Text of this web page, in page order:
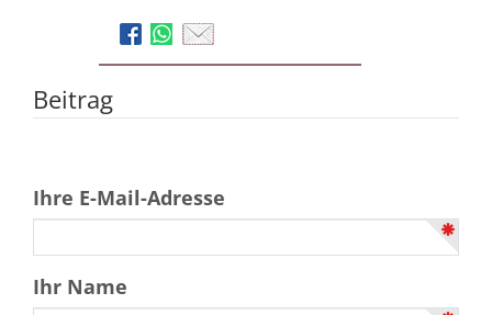
Beitrag
Ihre E-Mail-Adresse
Ihr Name